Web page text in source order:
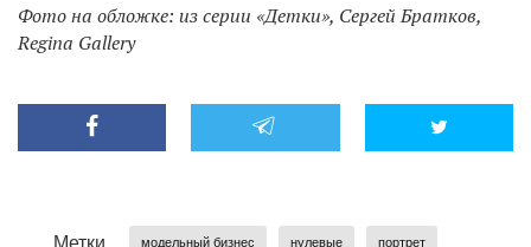
Фото на обложке: из серии «Детки», Сергей Братков,
Regina Gallery
Метки модельный бизнес нулевые портрет